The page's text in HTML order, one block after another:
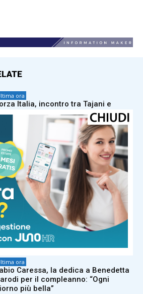
ora
Italia, incontro tra Tajani e
Berlusconi: faccia a faccia a
Ultima ora
firmato contratto da 2,7 mld
per tratta sotterranea Ontario
di Toronto
ora
Milano, peculato e falso: arrestati
agenti della Polizia locale
ora
Caressa, la dedica a Benedetta
per il compleanno: “Ogni
più bella”